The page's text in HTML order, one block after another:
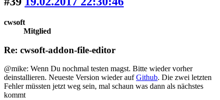
cwsoft
Mitglied
Re: cwsoft-addon-file-editor
@mike: Wenn Du nochmal testen magst. Bitte wieder vorher
deinstallieren. Neueste Version wieder aufGithub. Die zwei letzten
Fehler müssten jetzt weg sein, mal schaun was dann als nächstes
kommt